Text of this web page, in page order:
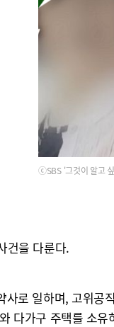
ⓒSBS '그것이 알고
건을 다룬다.
로 일하며, 고위
다가구 주택를 소유